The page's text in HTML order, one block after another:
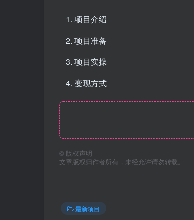
项目介绍
项目准备
项目实操
变现方式
© 版权声明
文章版权归作者所有，未经允许请勿转载。
最新项目